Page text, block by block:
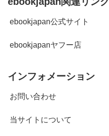
ebookjapan公式サイト
ebookjapanヤフー店
インフォメーション
お問い合わせ
当サイトについて